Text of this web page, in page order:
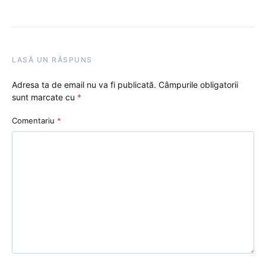
LASĂ UN RĂSPUNS
Adresa ta de email nu va fi publicată. Câmpurile obligatorii
sunt marcate cu *
Comentariu *